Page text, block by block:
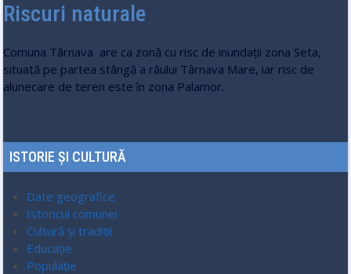
Riscuri naturale
Comuna Târnava are ca zonă cu risc de inundaţii zona Seta,
situată pe partea stângă a râului Târnava Mare, iar risc de
alunecare de teren este în zona Palamor.
ISTORIE ȘI CULTURĂ
Date geografice
Istoricul comunei
Cultură și tradiții
Educație
Populaţie